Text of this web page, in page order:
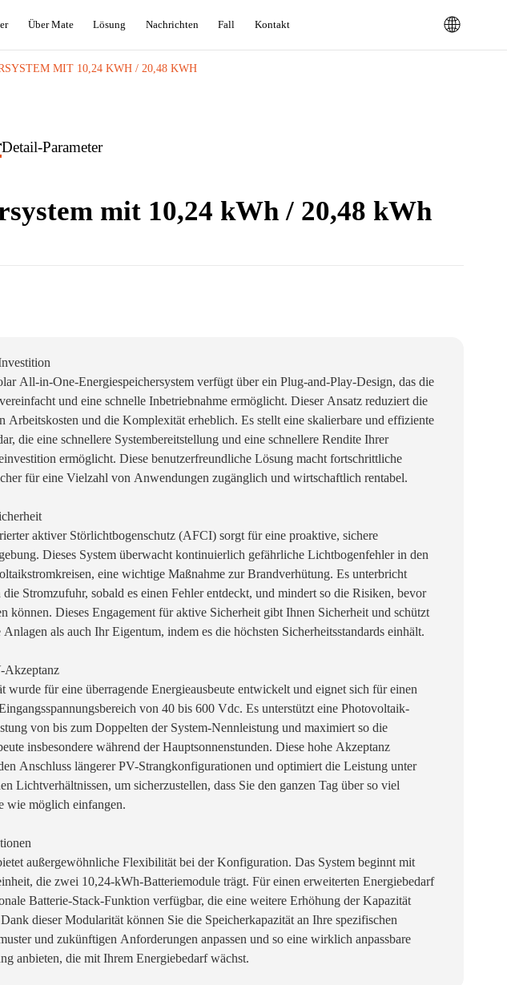
Über Mate Lösung Nachrichten Fall Kontakt
MIT 10,24 KWH / 20,48 KWH
Detail-Parameter
mit 10,24 kWh / 20,48 kWh
All-in-One-Energiespeichersystem verfügt über ein Plug-and-Play-Design, das die
und eine schnelle Inbetriebnahme ermöglicht. Dieser Ansatz reduziert die
Arbeitskosten und die Komplexität erheblich. Es stellt eine skalierbare und effiziente
die eine schnellere Systembereitstellung und eine schnellere Rendite Ihrer
ermöglicht. Diese benutzerfreundliche Lösung macht fortschrittliche
für eine Vielzahl von Anwendungen zugänglich und wirtschaftlich rentabel.
aktiver Störlichtbogenschutz (AFCI) sorgt für eine proaktive, sichere
Dieses System überwacht kontinuierlich gefährliche Lichtbogenfehler in den
eine wichtige Maßnahme zur Brandverhütung. Es unterbricht
die Stromzufuhr, sobald es einen Fehler entdeckt, und mindert so die Risiken, bevor
können. Dieses Engagement für aktive Sicherheit gibt Ihnen Sicherheit und schützt
als auch Ihr Eigentum, indem es die höchsten Sicherheitsstandards einhält.
Akzeptanz
wurde für eine überragende Energieausbeute entwickelt und eignet sich für einen
von 40 bis 600 Vdc. Es unterstützt eine Photovoltaik-
von bis zum Doppelten der System-Nennleistung und maximiert so die
insbesondere während der Hauptsonnenstunden. Diese hohe Akzeptanz
Anschluss längerer PV-Strangkonfigurationen und optimiert die Leistung unter
Lichtverhältnissen, um sicherzustellen, dass Sie den ganzen Tag über so viel
wie möglich einfangen.
außergewöhnliche Flexibilität bei der Konfiguration. Das System beginnt mit
die zwei 10,24-kWh-Batteriemodule trägt. Für einen erweiterten Energiebedarf
Batterie-Stack-Funktion verfügbar, die eine weitere Erhöhung der Kapazität
dieser Modularität können Sie die Speicherkapazität an Ihre spezifischen
und zukünftigen Anforderungen anpassen und so eine wirklich anpassbare
anbieten, die mit Ihrem Energiebedarf wächst.